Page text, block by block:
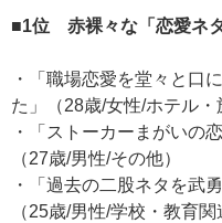
■1位 赤裸々な「恋愛ネタ
・「職場恋愛を堂々と口
た」（28歳/女性/ホテル・
・「ストーカーまがいの
（27歳/男性/その他）
・「過去の二股ネタを武
（25歳/男性/学校・教育関